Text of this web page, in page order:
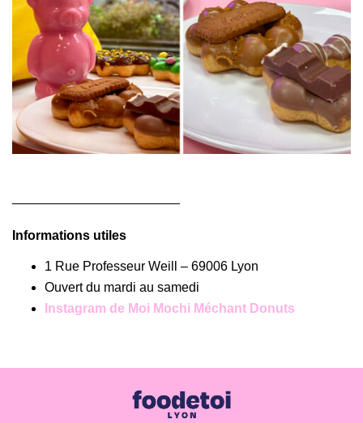
Informations utiles
1 Rue Professeur Weill – 69006 Lyon
Ouvert du mardi au samedi
Instagram de Moi Mochi Méchant Donuts